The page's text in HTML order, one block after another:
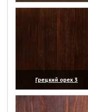
(увеличить)
Грецкий орех 3
(увеличить)